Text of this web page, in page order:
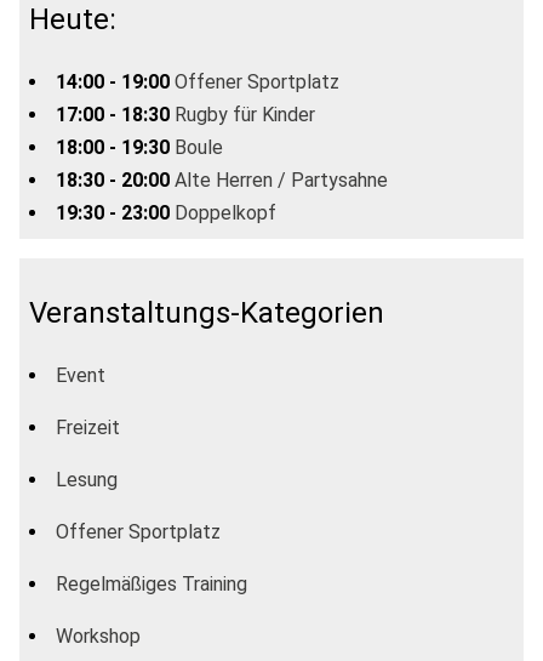
Heute:
14:00 - 19:00 Offener Sportplatz
17:00 - 18:30 Rugby für Kinder
18:00 - 19:30 Boule
18:30 - 20:00 Alte Herren / Partysahne
19:30 - 23:00 Doppelkopf
Veranstaltungs-Kategorien
Event
Freizeit
Lesung
Offener Sportplatz
Regelmäßiges Training
Workshop